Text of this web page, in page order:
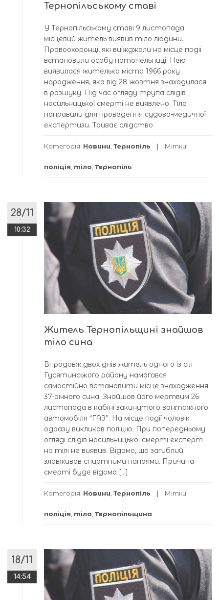
Тернопільському ставі
У Тернопільському ставі 9 листопада
місцевий житель виявив тіло людини.
Правоохоронці, які виїжджали на місце події
встановили особу потопельниці. Нею
виявилася жителька міста 1966 року
народження, яка від 28 жовтня знаходилася
в розшуку. Під час огляду трупа слідів
насильницької смерті не виявлено. Тіло
направили для проведення судово-медичної
експертизи. Триває слідство
Категорія: Новини Тернопіль Мітки:
поліція тіло Тернопіль
28/11
10:32
Житель Тернопільщині знайшов
тіло сина
Впродовж двох днів житель одного із сіл
Гусятинського району намагався
самостійно встановити місце знаходження
37-річного сина. Знайшов його мертвим 26
листопада в кабіні закинутого вантажного
автомобіля “ГАЗ”. На місце події чоловік
одразу викликав поліцію. При попередньому
огляді слідів насильницької смерті експерт
на тілі не виявив. Відомо, що загиблий
зловживав спиртними напоями. Причина
смерті буде відома […]
Категорія: Новини, Тернопіль Мітки:
поліція, тіло, Тернопільщина
18/11
14:54